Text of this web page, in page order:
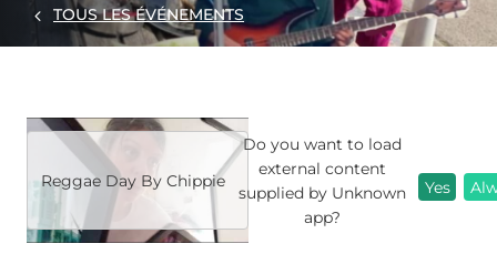
TOUS LES ÉVÉNEMENTS
Reggae Day By Chippie
Do you want to load
external content
supplied by Unknown
app?
Yes